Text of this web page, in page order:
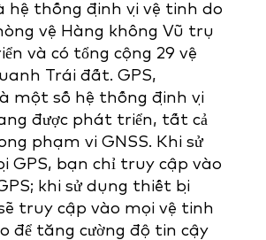
hệ thống định vị vệ tinh do
vệ Hàng không Vũ trụ
và có tổng cộng 29 vệ
Trái đất. GPS,
một số hệ thống định vị
được phát triển, tất cả
phạm vi GNSS. Khi sử
GPS, bạn chỉ truy cập vào
khi sử dụng thiết bị
truy cập vào mọi vệ tinh
để tăng cường độ tin cậy